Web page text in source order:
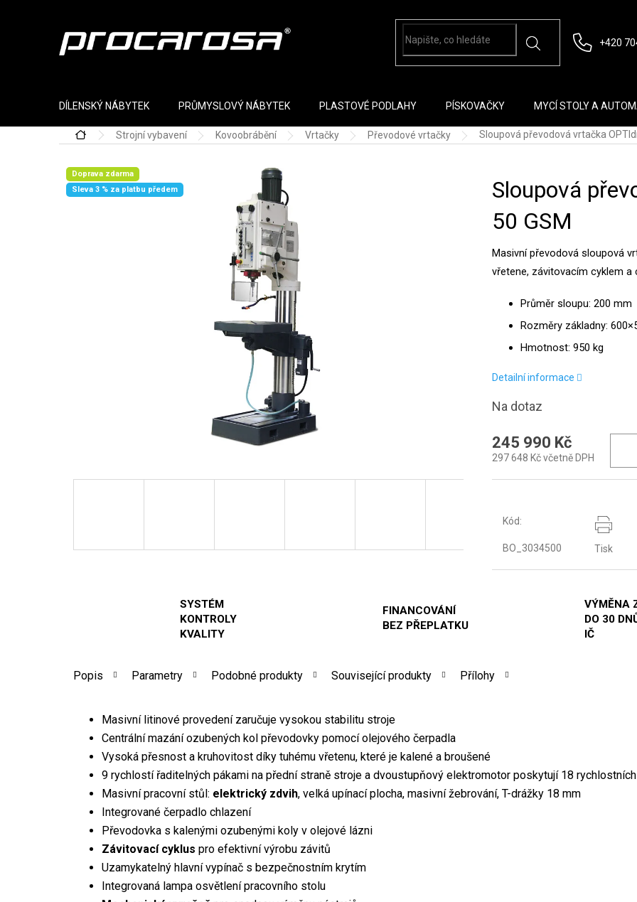
+420
DÍLENSKÝ NÁBYTEK PRŮMYSLOVÝ NÁBYTEK PLASTOVÉ PODLAHY PÍSKOVAČKY MYCÍ STOLY A
Domů Strojní vybavení Kovoobrábění Vrtačky Převodové vrtačky Sloupová převodová vrtačka
Doprava zdarma
Sleva 3 % za platbu předem
Sloupová
50 GSM
Masivní převodová sloupová
vřetene, závitovacím cyklem a
Průměr sloupu: 200 mm
Rozměry základny:
Hmotnost: 950 kg
Detailní informace
Na dotaz
245 990 Kč
297 648 Kč včetně DPH
Kód:
BO_3034500 Tisk
SYSTÉM
KONTROLY
KVALITY
FINANCOVÁNÍ
BEZ PŘEPLATKU
VÝMĚNA
DO 30
IČ
Popis Parametry Podobné produkty Související produkty Přílohy
Masivní litinové provedení zaručuje vysokou stabilitu stroje
Centrální mazání ozubených kol převodovky pomocí olejového čerpadla
Vysoká přesnost a kruhovitost díky tuhému vřetenu, které je kalené a broušené
9 rychlostí řaditelných pákami na přední straně stroje a dvoustupňový elektromotor poskytují 18
Masivní pracovní stůl: elektrický zdvih, velká upínací plocha, masivní žebrování, T-drážky 18 mm
Integrované čerpadlo chlazení
Převodovka s kalenými ozubenými koly v olejové lázni
Závitovací cyklus pro efektivní výrobu závitů
Uzamykatelný hlavní vypínač s bezpečnostním krytím
Integrovaná lampa osvětlení pracovního stolu